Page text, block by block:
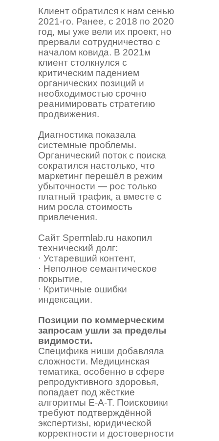
Клиент обратился к нам сенью
2021-го. Ранее, с 2018 по 2020
год, мы уже вели их проект, но
прервали сотрудничество с
началом ковида. В 2021м
клиент столкнулся с
критическим падением
органических позиций и
необходимостью срочно
реанимировать стратегию
продвижения.
Диагностика показала
системные проблемы.
Органический поток с поиска
сократился настолько, что
маркетинг перешёл в режим
убыточности — рос только
платный трафик, а вместе с
ним росла стоимость
привлечения.
Сайт Spermlab.ru накопил
технический долг:
⋅ Устаревший контент,
⋅ Неполное семантическое
покрытие,
⋅ Критичные ошибки
индексации.
Позиции по коммерческим
запросам ушли за пределы
видимости.
Специфика ниши добавляла
сложности. Медицинская
тематика, особенно в сфере
репродуктивного здоровья,
попадает под жёсткие
алгоритмы E-A-T. Поисковики
требуют подтверждённой
экспертизы, юридической
корректности и достоверности